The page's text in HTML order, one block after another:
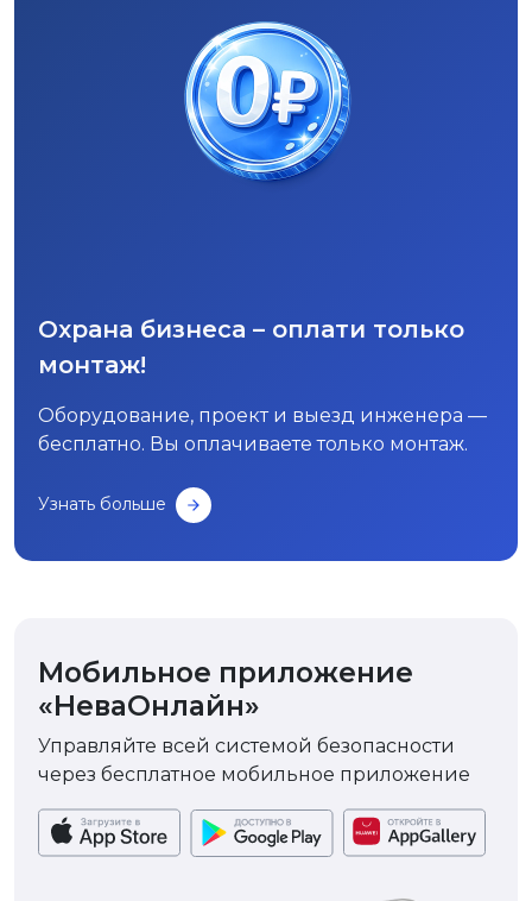
Охрана бизнеса – оплати только
монтаж!
Оборудование, проект и выезд инженера —
бесплатно. Вы оплачиваете только монтаж.
Узнать больше
Мобильное приложение
«НеваОнлайн»
Управляйте всей системой безопасности
через бесплатное мобильное приложение